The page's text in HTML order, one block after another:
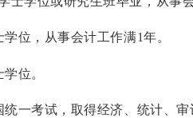
学位，从事会计工作满1年。
位。
统一考试，取得经济、统计、审